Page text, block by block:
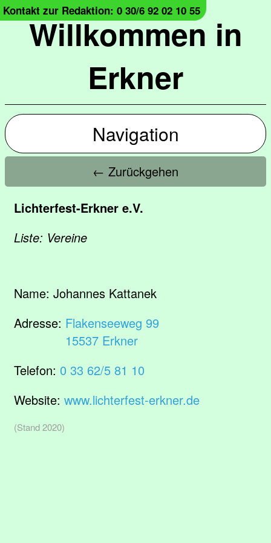
Willkommen in
Erkner
Kontakt zur Redaktion: 0 30/6 92 02 10 55
Navigation
← Zurückgehen
Lichterfest-Erkner e.V.
Liste: Vereine
Name: Johannes Kattanek
Adresse: Flakenseeweg 99
15537 Erkner
Telefon: 0 33 62/5 81 10
Website: www.lichterfest-erkner.de
(Stand 2020)